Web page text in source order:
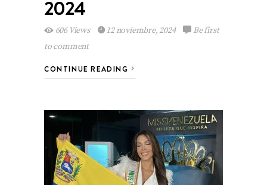
2024
606 Views 12 noviembre, 2024
Be first
to comment
CONTINUE READING